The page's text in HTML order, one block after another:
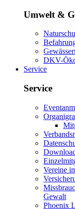
Umwelt &
DKV-
Service
Service
Vereine
Gewalt
Phoenix